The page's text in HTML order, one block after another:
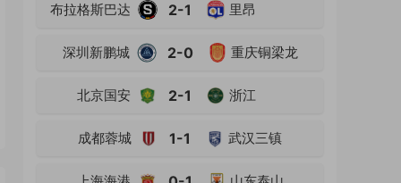
布拉格斯巴达 2-1 里昂
深圳新鹏城 2-0 重庆铜梁龙
北京国安 2-1 浙江
成都蓉城 1-1 武汉三镇